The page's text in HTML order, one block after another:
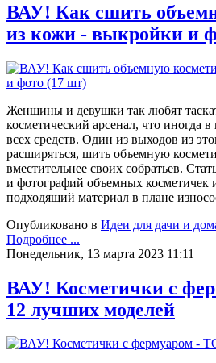
ВАУ! Как сшить
из кожи - выкройки и
Женщины и девушки так любят
косметический арсенал, что иногда в
всех средств. Один из выходов из
расширяться, шить объемную
вместительнее своих собратьев.
и фотографий объемных
подходящий материал в плане
Опубликовано в Идеи для дачи и
Подробнее ...
Понедельник, 13 марта 2023 11:11
ВАУ! Косметички с
12 лучших моделей